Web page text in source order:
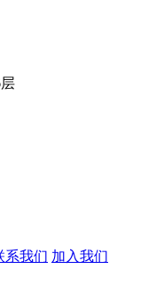
系我们 加入我们